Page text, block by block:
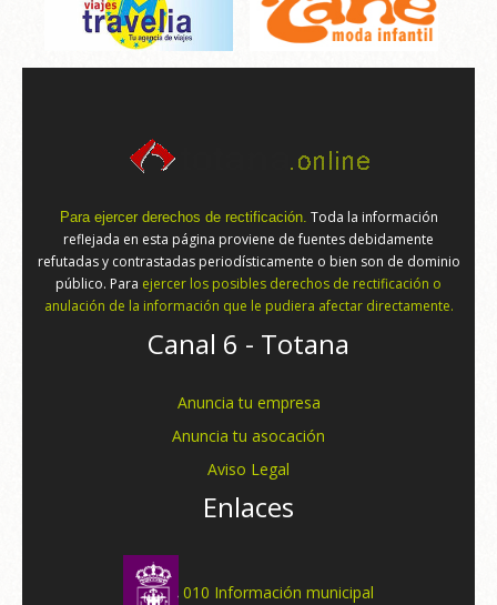
Para ejercer derechos de rectificación. Toda la información
reflejada en esta página proviene de fuentes debidamente
refutadas y contrastadas periodísticamente o bien son de dominio
público. Para ejercer los posibles derechos de rectificación o
anulación de la información que le pudiera afectar directamente.
Canal 6 - Totana
Anuncia tu empresa
Anuncia tu asocación
Aviso Legal
Enlaces
010 Información municipal